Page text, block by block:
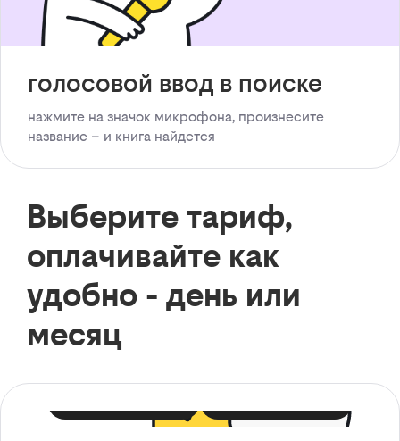
голосовой ввод в поиске
нажмите на значок микрофона, произнесите
название – и книга найдется
Выберите тариф,
оплачивайте как
удобно - день или
месяц